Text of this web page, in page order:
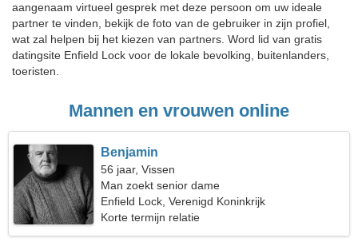
aangenaam virtueel gesprek met deze persoon om uw ideale
partner te vinden, bekijk de foto van de gebruiker in zijn profiel,
wat zal helpen bij het kiezen van partners. Word lid van gratis
datingsite Enfield Lock voor de lokale bevolking, buitenlanders,
toeristen.
Mannen en vrouwen online
Benjamin
56 jaar, Vissen
Man zoekt senior dame
Enfield Lock, Verenigd Koninkrijk
Korte termijn relatie